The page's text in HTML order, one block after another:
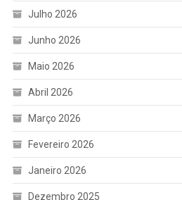
Julho 2026
Junho 2026
Maio 2026
Abril 2026
Março 2026
Fevereiro 2026
Janeiro 2026
Dezembro 2025